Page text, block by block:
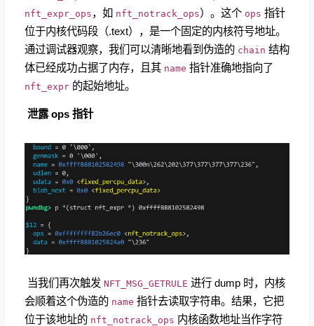
nft_expr_ops，如 nft_notrack_ops）。这个 ops 指针
位于内核代码段（.text），是一个固定的内核符号地址。
通过调试器观察，我们可以清晰地看到伪造的 chain 结构
体已经成功占据了内存，且其 name 指针准确地指向了
nft_expr 的起始地址。
泄露 ops 指针
​ 当我们再次触发 NFT_MSG_GETRULE 进行 dump 时，内核
会顺着这个伪造的 name 指针去读取字符串。结果，它把
位于该地址的 nft_notrack_ops 内核函数地址当作字符